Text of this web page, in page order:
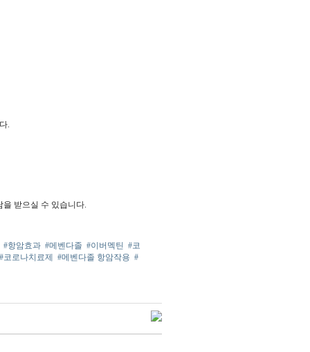
.
받으실 수 있습니다.
#항암효과 #메벤다졸 #이버멕틴 #코
#코로나치료제 #메벤다졸 항암작용 #